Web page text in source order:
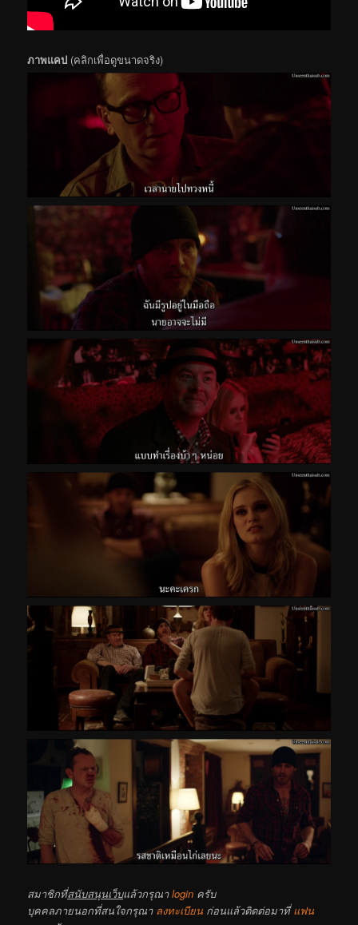
ภาพแคป (คลิกเพื่อดูขนาดจริง)
สมาชิกที่สนับสนุนเว็บแล้วกรุณาlogin ครับ
บุคคลภายนอกที่สนใจกรุณา ลงทะเบียน ก่อนแล้วติดต่อมาที่แฟน